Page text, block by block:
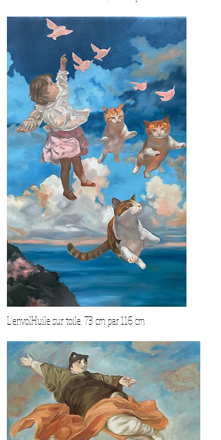
L’envolHuile sur toile, 73 cm par 116 cm